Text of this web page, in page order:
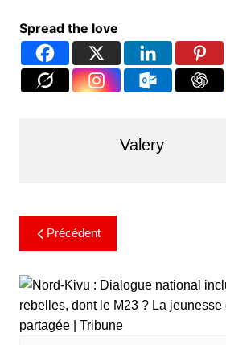
Spread the love
Valery
Précédent